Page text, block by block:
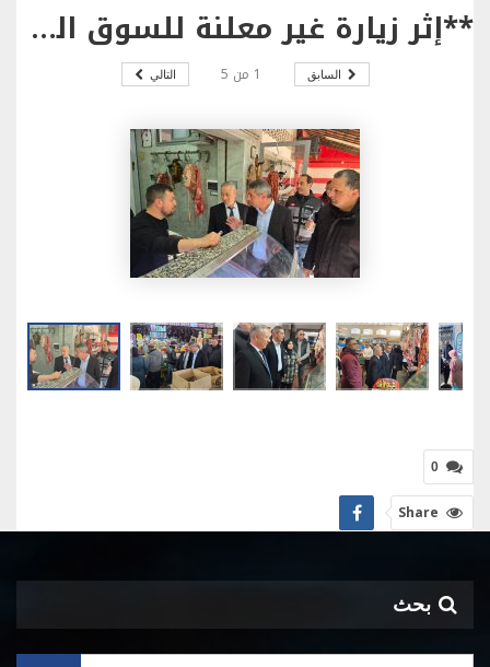
**إثر زيارة غير معلنة للسوق المركزية براس الجبل: *#والي #بنزرت يتفقد نسق التزويد بالمواد الاستهلاكية بمناسبة الشهر الكريم .
السابق 1 من 5 التالي
0
Share
بحث